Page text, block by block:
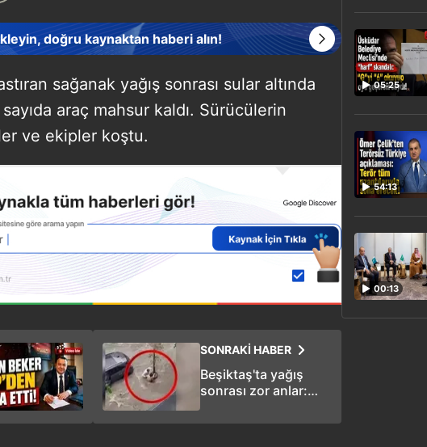
doğru kaynaktan haberi alın!
sağanak yağış sonrası sular altında
araç mahsur kaldı. Sürücülerin
ve ekipler koştu.
SONRAKİ HABER
Beşiktaş'ta yağış
sonrası zor anlar:
kadını çevredekiler
05:25
54:13
00:13